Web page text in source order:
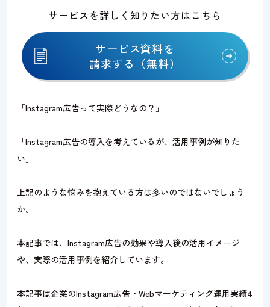
サービスを詳しく知りたい方はこちら
サービス資料を
請求する（無料）
「Instagram広告って実際どうなの？」
「Instagram広告の導入を考えているが、活用事例が知りた
い」
上記のような悩みを抱えている方は多いのではないでしょう
か。
本記事では、Instagram広告の効果や導入後の活用イメージ
や、実際の活用事例を紹介しています。
本記事は企業のInstagram広告・Webマーケティング運用実績4